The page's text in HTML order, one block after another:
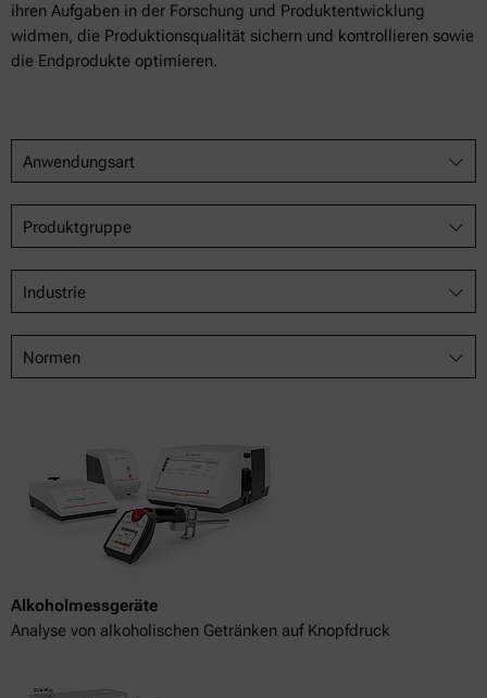
ihren Aufgaben in der Forschung und Produktentwicklung
widmen, die Produktionsqualität sichern und kontrollieren sowie
die Endprodukte optimieren.
Anwendungsart
Produktgruppe
Industrie
Normen
Alkoholmessgeräte
Analyse von alkoholischen Getränken auf Knopfdruck